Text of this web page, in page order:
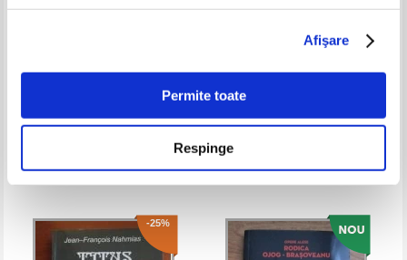
Afişare
Permite toate
Respinge
Adaugă în coș
spionilor
Adaugă în coș
-25%